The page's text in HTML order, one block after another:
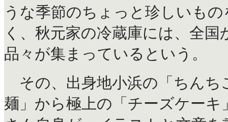
うな季節のちょっと珍しいも
く、秋元家の冷蔵庫には、全
品々が集まっているという。
その、出身地小浜の「ちんち
麺」から極上の「チーズケーキ